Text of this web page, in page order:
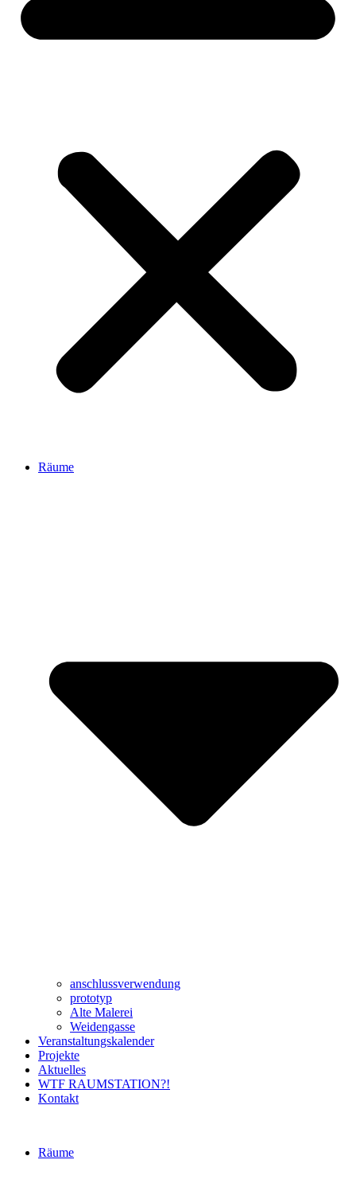
Räume
anschlussverwendung
prototyp
Alte Malerei
Weidengasse
Veranstaltungskalender
Projekte
Aktuelles
WTF RAUMSTATION?!
Kontakt
Räume